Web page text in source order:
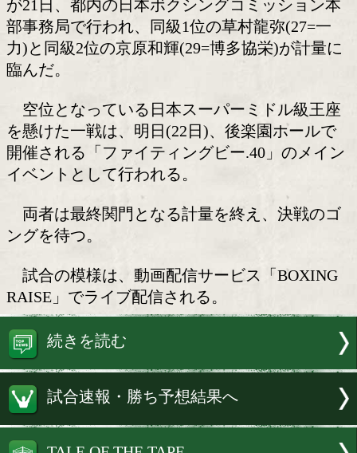
日本Sミドル級王座決定戦
日本スーパーミドル級王座決定戦の前
が21日、都内の日本ボクシングコミッ
部事務局で行われ、同級1位の草村龍弥
力)と同級2位の京原和輝(29=博多協栄)
臨んだ。
空位となっている日本スーパーミド
を懸けた一戦は、明日(22日)、後楽園ホ
開催される「ファイティングビー.40」
イベントとして行われる。
両者は最終関門となる計量を終え、決
ングを待つ。